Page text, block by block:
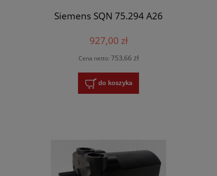
Siemens SQN 75.294 A26
927,00 zł
Cena netto: 753,66 zł
do koszyka